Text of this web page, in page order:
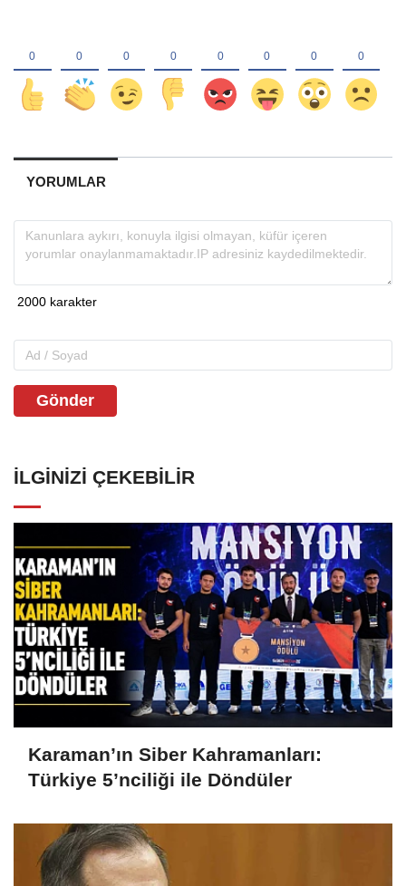
YORUMLAR
Gönder
İLGINIZI ÇEKEBILIR
Karaman’ın Siber Kahramanları:
Türkiye 5’nciliği ile Döndüler